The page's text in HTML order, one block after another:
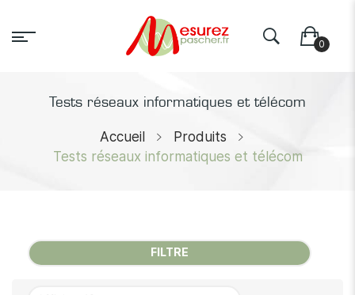
Tests réseaux informatiques et télécom
Accueil
Produits
Tests réseaux informatiques et télécom
FILTRE